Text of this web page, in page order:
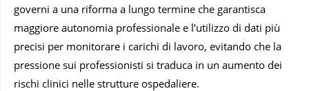
governi a una riforma a lungo termine che garantisca
maggiore autonomia professionale e l’utilizzo di dati più
precisi per monitorare i carichi di lavoro, evitando che la
pressione sui professionisti si traduca in un aumento dei
rischi clinici nelle strutture ospedaliere.